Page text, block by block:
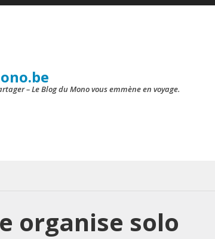
– Le Blog du Mono vous emmène en voyage.
organise solo